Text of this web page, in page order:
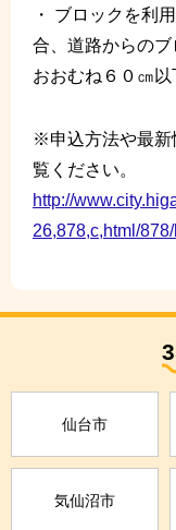
・ ブロックを利
合、道路からの
おおむね６０㎝以
※申込方法や最新
覧ください。
http://
26,878,c,html/
仙台市
気仙沼市